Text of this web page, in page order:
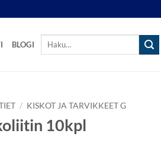
BLOGI
Etsi:
/ KISKOT JA TARVIKKEET G
10kpl